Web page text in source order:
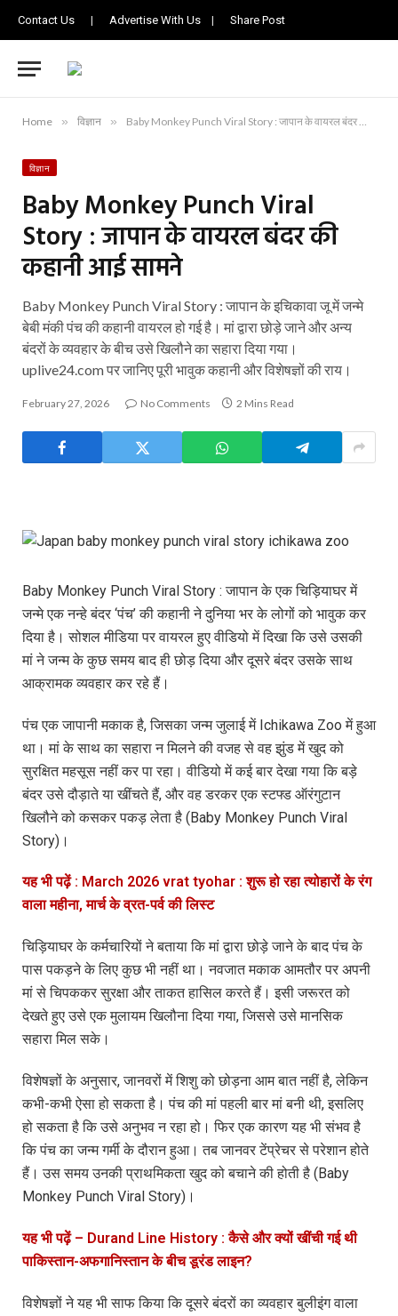
Contact Us | Advertise With Us | Share Post
Home » विज्ञान » Baby Monkey Punch Viral Story : जापान के वायरल बंदर की कहानी आई सामने
विज्ञान
Baby Monkey Punch Viral
Story : जापान के वायरल बंदर की
कहानी आई सामने
Baby Monkey Punch Viral Story : जापान के इचिकावा जू में जन्मे
बेबी मंकी पंच की कहानी वायरल हो गई है। मां द्वारा छोड़े जाने और अन्य
बंदरों के व्यवहार के बीच उसे खिलौने का सहारा दिया गया।
uplive24.com पर जानिए पूरी भावुक कहानी और विशेषज्ञों की राय।
February 27, 2026 No Comments 2 Mins Read
Baby Monkey Punch Viral Story : जापान के एक चिड़ियाघर में
जन्मे एक नन्हे बंदर ‘पंच’ की कहानी ने दुनिया भर के लोगों को भावुक कर
दिया है। सोशल मीडिया पर वायरल हुए वीडियो में दिखा कि उसे उसकी
मां ने जन्म के कुछ समय बाद ही छोड़ दिया और दूसरे बंदर उसके साथ
आक्रामक व्यवहार कर रहे हैं।
पंच एक जापानी मकाक है, जिसका जन्म जुलाई में Ichikawa Zoo में हुआ
था। मां के साथ का सहारा न मिलने की वजह से वह झुंड में खुद को
सुरक्षित महसूस नहीं कर पा रहा। वीडियो में कई बार देखा गया कि बड़े
बंदर उसे दौड़ाते या खींचते हैं, और वह डरकर एक स्टफ्ड ऑरंगुटान
खिलौने को कसकर पकड़ लेता है (Baby Monkey Punch Viral
Story)।
यह भी पढ़ें : March 2026 vrat tyohar : शुरू हो रहा त्योहारों के रंग
वाला महीना, मार्च के व्रत-पर्व की लिस्ट
चिड़ियाघर के कर्मचारियों ने बताया कि मां द्वारा छोड़े जाने के बाद पंच के
पास पकड़ने के लिए कुछ भी नहीं था। नवजात मकाक आमतौर पर अपनी
मां से चिपककर सुरक्षा और ताकत हासिल करते हैं। इसी जरूरत को
देखते हुए उसे एक मुलायम खिलौना दिया गया, जिससे उसे मानसिक
सहारा मिल सके।
विशेषज्ञों के अनुसार, जानवरों में शिशु को छोड़ना आम बात नहीं है, लेकिन
कभी-कभी ऐसा हो सकता है। पंच की मां पहली बार मां बनी थी, इसलिए
हो सकता है कि उसे अनुभव न रहा हो। फिर एक कारण यह भी संभव है
कि पंच का जन्म गर्मी के दौरान हुआ। तब जानवर टेंप्रेचर से परेशान होते
हैं। उस समय उनकी प्राथमिकता खुद को बचाने की होती है (Baby
Monkey Punch Viral Story)।
यह भी पढ़ें – Durand Line History : कैसे और क्यों खींची गई थी
पाकिस्तान-अफगानिस्तान के बीच डूरंड लाइन?
विशेषज्ञों ने यह भी साफ किया कि दूसरे बंदरों का व्यवहार बुलीइंग वाला